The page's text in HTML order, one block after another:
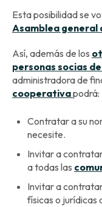
Esta posibilidad se
Asamblea general
Así, además de los
personas socias
administradora de
cooperativapodrá:
Contratar a su
necesite.
Invitar a
a todas las
Invitar a
físicas o jurídicas